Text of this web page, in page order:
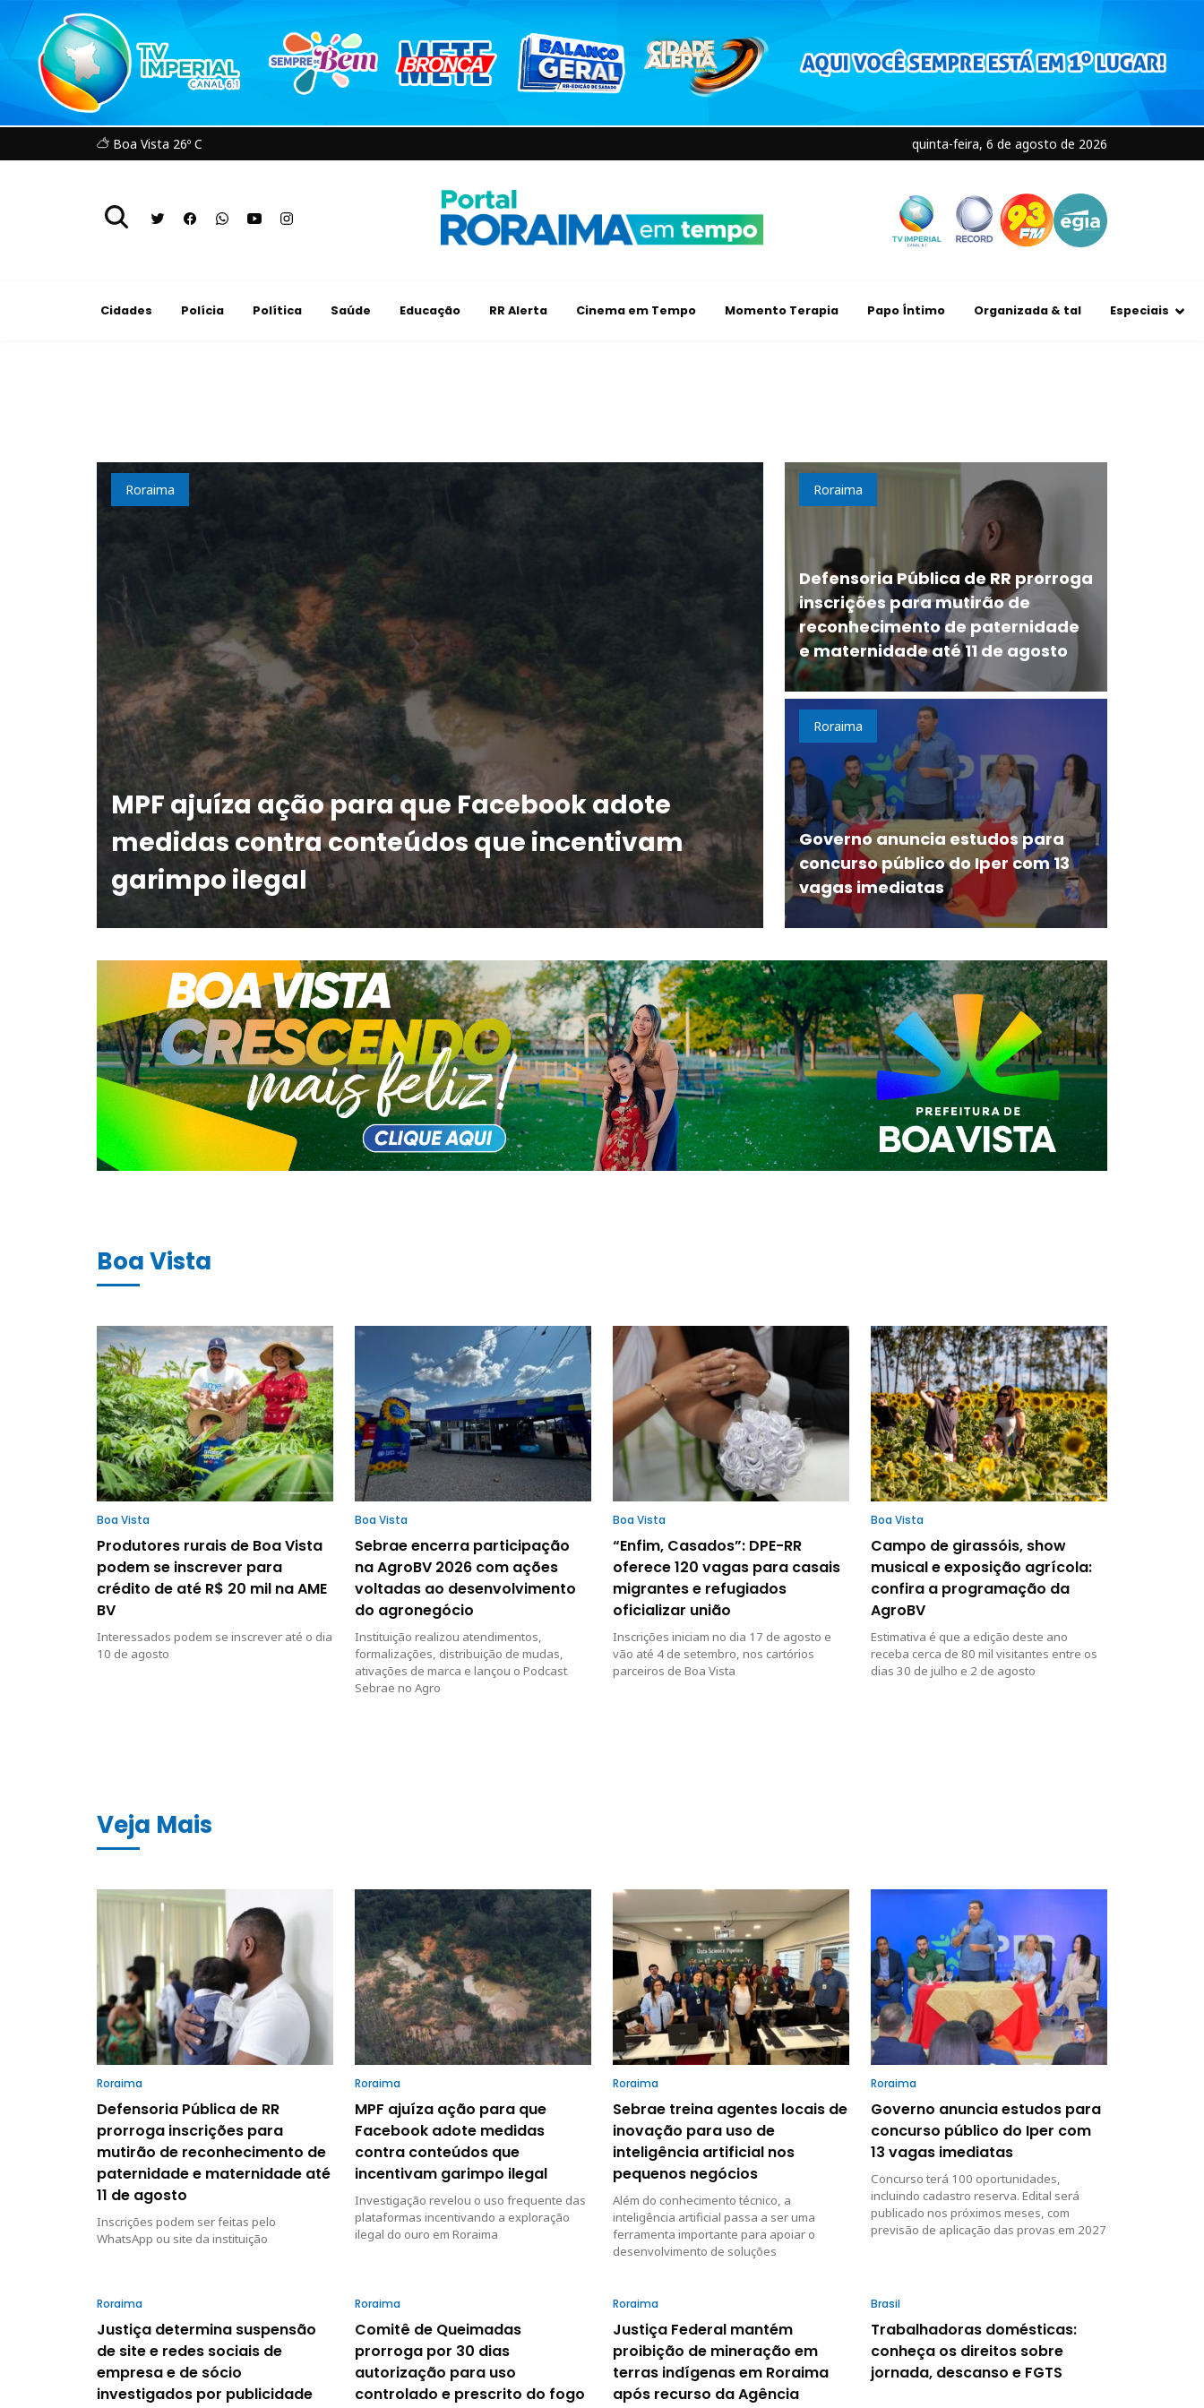
Boa Vista 26º C quinta-feira, 6 de agosto de 2026
Cidades Polícia Política Saúde Educação RR Alerta Cinema em Tempo Momento Terapia Papo Íntimo Organizada & tal Especiais
Roraima
MPF ajuíza ação para que Facebook adote
medidas contra conteúdos que incentivam
garimpo ilegal
Roraima
Defensoria Pública de RR prorroga
inscrições para mutirão de
reconhecimento de paternidade
e maternidade até 11 de agosto
Roraima
Governo anuncia estudos para
concurso público do Iper com 13
vagas imediatas
Boa Vista
Boa Vista
Produtores rurais de Boa Vista
podem se inscrever para
crédito de até R$ 20 mil na AME
BV
Interessados podem se inscrever até o dia
10 de agosto
Boa Vista
Sebrae encerra participação
na AgroBV 2026 com ações
voltadas ao desenvolvimento
do agronegócio
Instituição realizou atendimentos,
formalizações, distribuição de mudas,
ativações de marca e lançou o Podcast
Sebrae no Agro
Boa Vista
“Enfim, Casados”: DPE-RR
oferece 120 vagas para casais
migrantes e refugiados
oficializar união
Inscrições iniciam no dia 17 de agosto e
vão até 4 de setembro, nos cartórios
parceiros de Boa Vista
Boa Vista
Campo de girassóis, show
musical e exposição agrícola:
confira a programação da
AgroBV
Estimativa é que a edição deste ano
receba cerca de 80 mil visitantes entre os
dias 30 de julho e 2 de agosto
Veja Mais
Roraima
Defensoria Pública de RR
prorroga inscrições para
mutirão de reconhecimento de
paternidade e maternidade até
11 de agosto
Inscrições podem ser feitas pelo
WhatsApp ou site da instituição
Roraima
MPF ajuíza ação para que
Facebook adote medidas
contra conteúdos que
incentivam garimpo ilegal
Investigação revelou o uso frequente das
plataformas incentivando a exploração
ilegal do ouro em Roraima
Roraima
Sebrae treina agentes locais de
inovação para uso de
inteligência artificial nos
pequenos negócios
Além do conhecimento técnico, a
inteligência artificial passa a ser uma
ferramenta importante para apoiar o
desenvolvimento de soluções
Roraima
Governo anuncia estudos para
concurso público do Iper com
13 vagas imediatas
Concurso terá 100 oportunidades,
incluindo cadastro reserva. Edital será
publicado nos próximos meses, com
previsão de aplicação das provas em 2027
Roraima
Justiça determina suspensão
de site e redes sociais de
empresa e de sócio
investigados por publicidade
Roraima
Comitê de Queimadas
prorroga por 30 dias
autorização para uso
controlado e prescrito do fogo
Roraima
Justiça Federal mantém
proibição de mineração em
terras indígenas em Roraima
após recurso da Agência
Brasil
Trabalhadoras domésticas:
conheça os direitos sobre
jornada, descanso e FGTS